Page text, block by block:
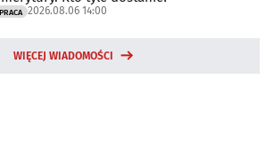
PRACA 2026.08.06 14:00
WIĘCEJ WIADOMOŚCI